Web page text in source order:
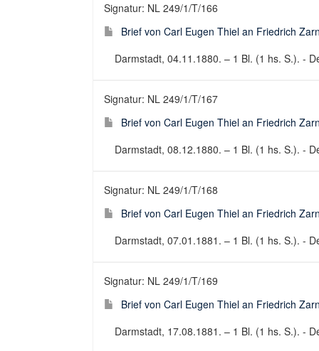
Signatur: NL 249/1/T/166
Brief von Carl Eugen Thiel an Friedrich
Darmstadt, 04.11.1880. – 1 Bl. (1 hs. S.). -
Signatur: NL 249/1/T/167
Brief von Carl Eugen Thiel an Friedrich
Darmstadt, 08.12.1880. – 1 Bl. (1 hs. S.). -
Signatur: NL 249/1/T/168
Brief von Carl Eugen Thiel an Friedrich
Darmstadt, 07.01.1881. – 1 Bl. (1 hs. S.). -
Signatur: NL 249/1/T/169
Brief von Carl Eugen Thiel an Friedrich
Darmstadt, 17.08.1881. – 1 Bl. (1 hs. S.). -